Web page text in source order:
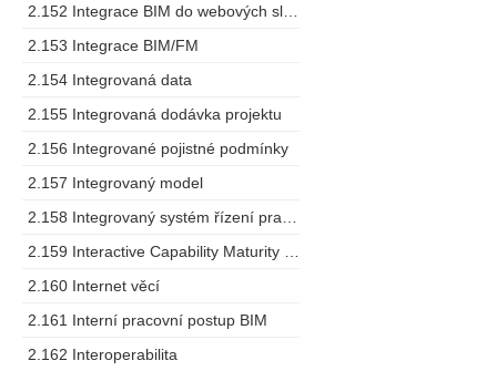
2.153 Integrace BIM/FM
2.154 Integrovaná data
2.155 Integrovaná dodávka projektu
2.156 Integrované pojistné podmínky
2.157 Integrovaný model
2.160 Internet věcí
2.161 Interní pracovní postup BIM
2.162 Interoperabilita